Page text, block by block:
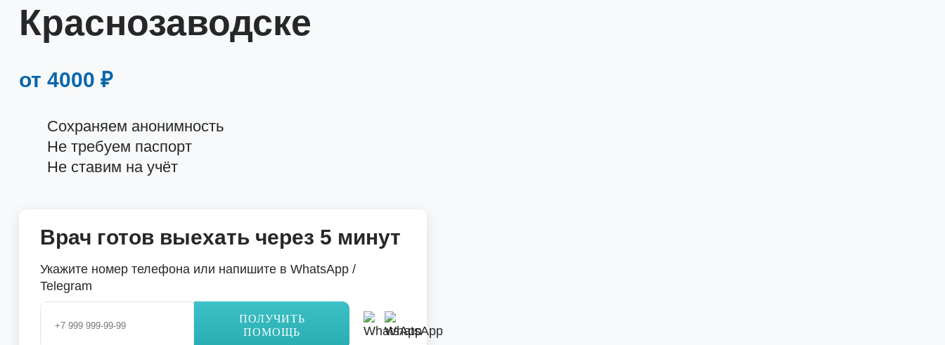
Краснозаводске
от 4000 ₽
Сохраняем анонимность
Не требуем паспорт
Не ставим на учёт
Врач готов выехать через 5 минут
Укажите номер телефона или напишите в WhatsApp /
Telegram
ПОЛУЧИТЬ
ПОМОЩЬ